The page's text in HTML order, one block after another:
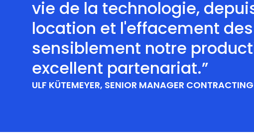
vie de la technologie,
location et l'effacement
sensiblement notre
excellent partenariat.”
ULF KÜTEMEYER, SENIOR MANAGER